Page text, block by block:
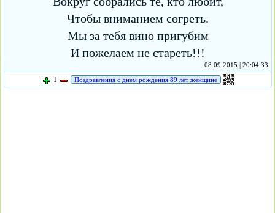
Чтобы вниманием согреть.
Мы за тебя вино пригубим
И пожелаем не стареть!!!
08.09.2015 | 20:04:33
1
Поздравления с днем рождения 89 лет женщине